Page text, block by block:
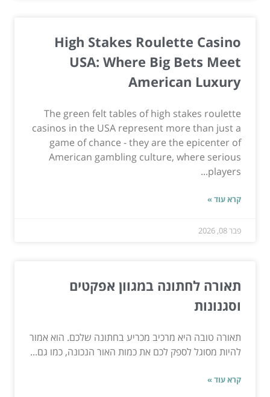
High Stakes Roulette Casino
USA: Where Big Bets Meet
American Luxury
The green felt tables of high stakes roulette
casinos in the USA represent more than just a
game of chance - they are the epicenter of
American gambling culture, where serious
players...
קרא עוד »
פבר 08, 2026
תאורה לחתונה במגוון אפקטים
וסגנונות
תאורה טובה היא מרכיב מכריע בחתונה שלכם. הוא אמור
להיות מסוגל לספק לכם את כמות האור הנכונה, כמו גם...
קרא עוד »